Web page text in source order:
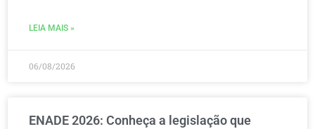
LEIA MAIS »
06/08/2026
ENADE 2026: Conheça a legislação que